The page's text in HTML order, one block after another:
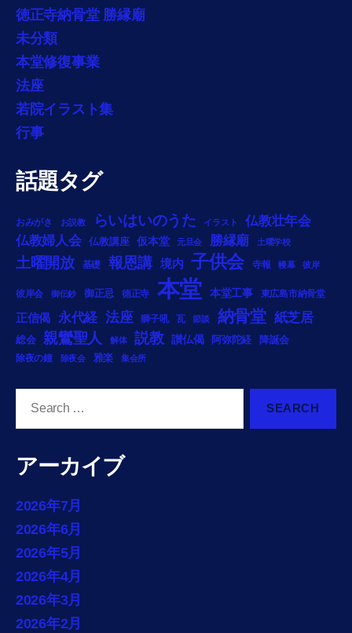
徳正寺納骨堂 勝縁廟
未分類
本堂修復事業
法座
若院イラスト集
行事
話題タグ
おみがき お説教 らいはいのうた イラスト
仏教壮年会
仏教婦人会
仏教講座 仮本堂 元旦会 勝縁廟 土曜学校
土曜開放 基礎 報恩講 境内 子供会 寺報 幔幕 彼岸
彼岸会 御伝鈔 御正忌 徳正寺 本堂 本堂工事 東広島市納骨堂
正信偈 永代経 法座 獅子吼 瓦 節談 納骨堂 紙芝居
総会 親鸞聖人 解体 説教 讃仏偈 阿弥陀経 降誕会
除夜の鐘 除夜会 雅楽 集会所
アーカイブ
2026年7月
2026年6月
2026年5月
2026年4月
2026年3月
2026年2月